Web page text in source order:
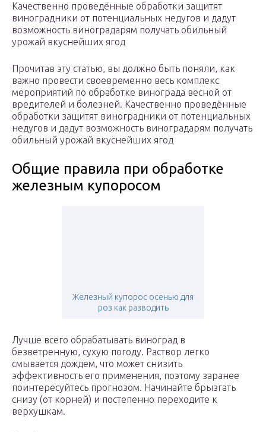
Качественно проведённые обработки защитят
виноградники от потенциальных недугов и дадут
возможность виноградарям получать обильный
урожай вкуснейших ягод
Прочитав эту статью, вы должно быть поняли, как
важно провести своевременно весь комплекс
мероприятий по обработке винограда весной от
вредителей и болезней. Качественно проведённые
обработки защитят виноградники от потенциальных
недугов и дадут возможность виноградарям получать
обильный урожай вкуснейших ягод
Общие правила при обработке
железным купоросом
Железный купорос осенью для
роз как разводить
Лучше всего обрабатывать виноград в
безветренную, сухую погоду. Раствор легко
смывается дождем, что может снизить
эффективность его применения, поэтому заранее
поинтересуйтесь прогнозом. Начинайте брызгать
снизу (от корней) и постепенно переходите к
верхушкам.